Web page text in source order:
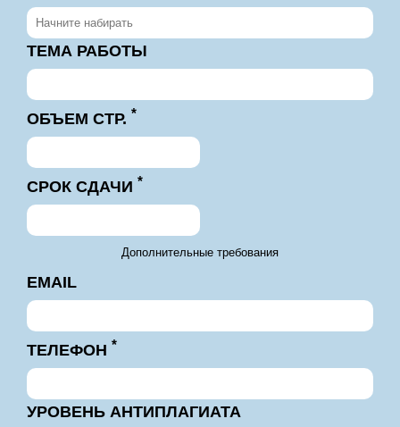
ТЕМА РАБОТЫ
ОБЪЕМ СТР. *
СРОК СДАЧИ *
Дополнительные требования
EMAIL
ТЕЛЕФОН *
УРОВЕНЬ АНТИПЛАГИАТА